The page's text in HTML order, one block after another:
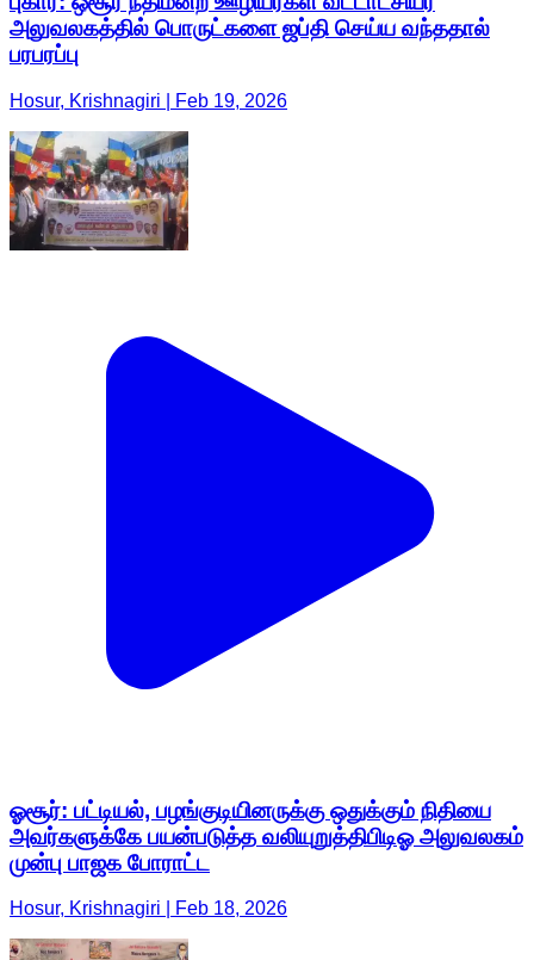
அலுவலகத்தில் பொருட்களை ஜப்தி செய்ய வந்ததால்
பரபரப்பு
Hosur, Krishnagiri | Feb 19, 2026
ஓசூர்: பட்டியல், பழங்குடியினருக்கு ஒதுக்கும் நிதியை
அவர்களுக்கே பயன்படுத்த வலியுறுத்திபிடிஓ அலுவலகம்
முன்பு பாஜக போராட்ட
Hosur, Krishnagiri | Feb 18, 2026